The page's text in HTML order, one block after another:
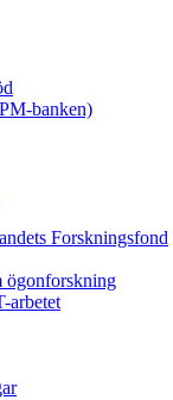
banken)
Forskningsfond
ögonforskning
arbetet